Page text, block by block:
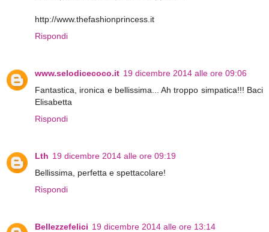
http://www.thefashionprincess.it
Rispondi
www.selodicecoco.it 19 dicembre 2014 alle ore 09:06
Fantastica, ironica e bellissima... Ah troppo simpatica!!! Baci
Elisabetta
Rispondi
Lth 19 dicembre 2014 alle ore 09:19
Bellissima, perfetta e spettacolare!
Rispondi
Bellezzefelici 19 dicembre 2014 alle ore 13:14